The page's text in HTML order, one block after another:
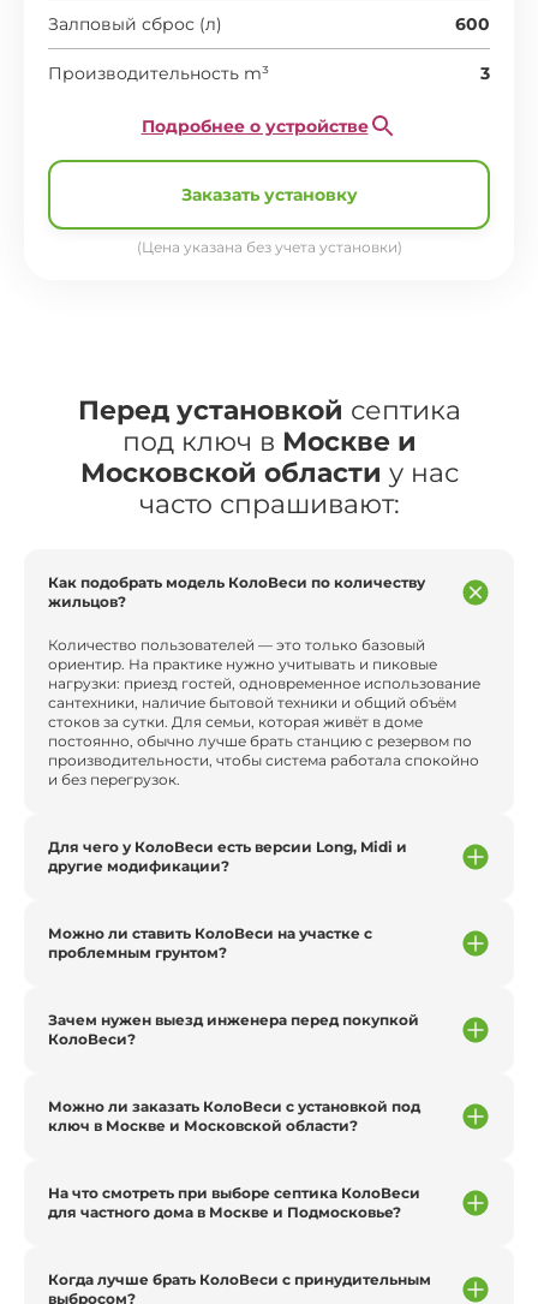
Залповый сброс (л) 600
Производительность m³ 3
Подробнее о устройстве
Заказать установку
(Цена указана без учета установки)
Перед установкой септика
под ключ в Москве и
Московской области у нас
часто спрашивают:
Как подобрать модель КолоВеси по количеству
жильцов?
Количество пользователей — это только базовый
ориентир. На практике нужно учитывать и пиковые
нагрузки: приезд гостей, одновременное использование
сантехники, наличие бытовой техники и общий объём
стоков за сутки. Для семьи, которая живёт в доме
постоянно, обычно лучше брать станцию с резервом по
производительности, чтобы система работала спокойно
и без перегрузок.
Для чего у КолоВеси есть версии Long, Midi и
другие модификации?
Можно ли ставить КолоВеси на участке с
проблемным грунтом?
Зачем нужен выезд инженера перед покупкой
КолоВеси?
Можно ли заказать КолоВеси с установкой под
ключ в Москве и Московской области?
На что смотреть при выборе септика КолоВеси
для частного дома в Москве и Подмосковье?
Когда лучше брать КолоВеси с принудительным
выбросом?